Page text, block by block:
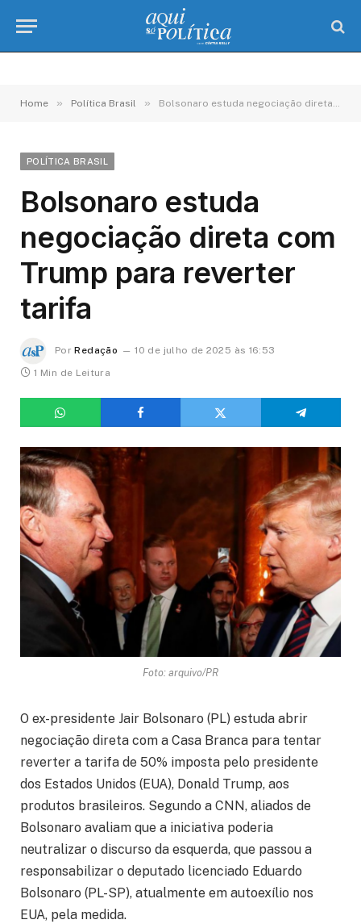
Home » Política Brasil » Bolsonaro estuda negociação direta com Trump para reverter tarifa
POLÍTICA BRASIL
Bolsonaro estuda
negociação direta com
Trump para reverter
tarifa
Por Redação
10 de julho de 2025 às 16:53
1 Min de Leitura
Foto: arquivo/PR
O ex-presidente Jair Bolsonaro (PL) estuda abrir
negociação direta com a Casa Branca para tentar
reverter a tarifa de 50% imposta pelo presidente
dos Estados Unidos (EUA), Donald Trump, aos
produtos brasileiros. Segundo a CNN, aliados de
Bolsonaro avaliam que a iniciativa poderia
neutralizar o discurso da esquerda, que passou a
responsabilizar o deputado licenciado Eduardo
Bolsonaro (PL-SP), atualmente em autoexílio nos
EUA, pela medida.